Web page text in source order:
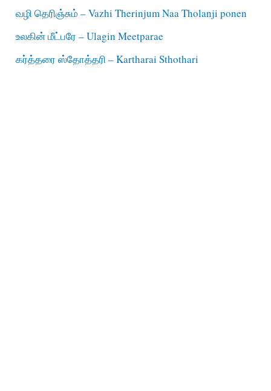
வழி தெரிஞ்சும் – Vazhi Therinjum Naa Tholanji ponen
உலகின் மீட்பரே – Ulagin Meetparae
கர்த்தரை ஸ்தோத்தரி – Kartharai Sthothari